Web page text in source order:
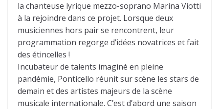
la chanteuse lyrique mezzo-soprano Marina Viotti
à la rejoindre dans ce projet. Lorsque deux
musiciennes hors pair se rencontrent, leur
programmation regorge d’idées novatrices et fait
des étincelles !
Incubateur de talents imaginé en pleine
pandémie, Ponticello réunit sur scène les stars de
demain et des artistes majeurs de la scène
musicale internationale. C’est d’abord une saison